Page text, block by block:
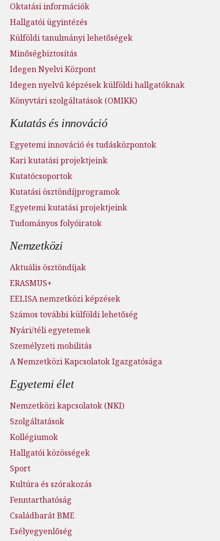
Oktatási információk
Hallgatói ügyintézés
Külföldi tanulmányi lehetőségek
Minőségbiztosítás
Idegen Nyelvi Központ
Idegen nyelvű képzések külföldi hallgatóknak
Könyvtári szolgáltatások (OMIKK)
Kutatás és innováció
Egyetemi innováció és tudásközpontok
Kari kutatási projektjeink
Kutatócsoportok
Kutatási ösztöndíjprogramok
Egyetemi kutatási projektjeink
Tudományos folyóiratok
Nemzetközi
Aktuális ösztöndíjak
ERASMUS+
EELISA nemzetközi képzések
Számos további külföldi lehetőség
Nyári/téli egyetemek
Személyzeti mobilitás
A Nemzetközi Kapcsolatok Igazgatósága
Egyetemi élet
Nemzetközi kapcsolatok (NKI)
Szolgáltatások
Kollégiumok
Hallgatói közösségek
Sport
Kultúra és szórakozás
Fenntarthatóság
Családbarát BME
Esélyegyenlőség